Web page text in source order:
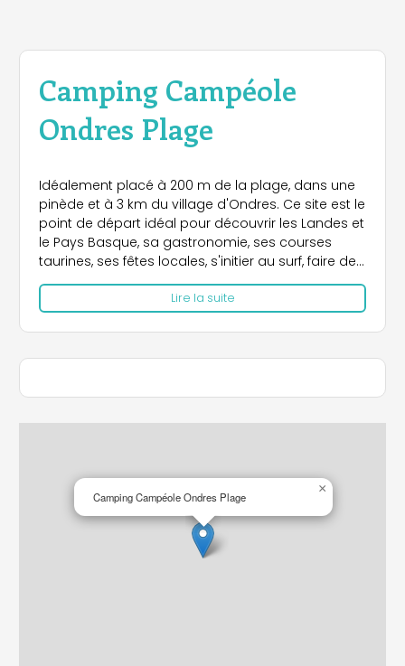
Camping Campéole
Ondres Plage
Idéalement placé à 200 m de la plage, dans une
pinède et à 3 km du village d'Ondres. Ce site est le
point de départ idéal pour découvrir les Landes et
le Pays Basque, sa gastronomie, ses courses
taurines, ses fêtes locales, s'initier au surf, faire de
la Thalasso, visiter les grottes d'Ituritz et
Oxocelhaya. Prenez la route de la corniche qui
surplombe la mer et visitez les villes de Biarritz, St
Jean de Luz, Hendaye jusqu'à Irun, ville frontalière
Lire la suite
Camping Campéole Ondres Plage
×